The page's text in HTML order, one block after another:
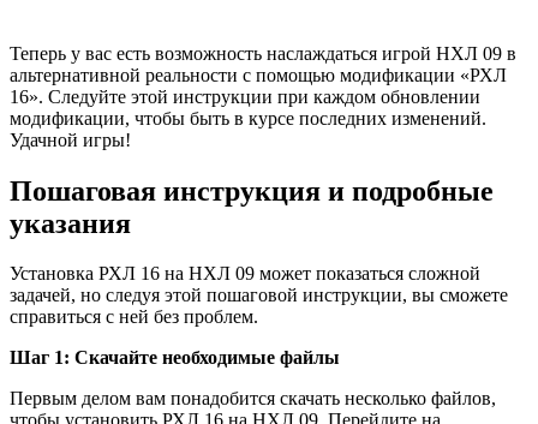
Теперь у вас есть возможность наслаждаться игрой НХЛ 09 в
альтернативной реальности с помощью модификации «РХЛ
16». Следуйте этой инструкции при каждом обновлении
модификации, чтобы быть в курсе последних изменений.
Удачной игры!
Пошаговая инструкция и подробные
указания
Установка РХЛ 16 на НХЛ 09 может показаться сложной
задачей, но следуя этой пошаговой инструкции, вы сможете
справиться с ней без проблем.
Шаг 1: Скачайте необходимые файлы
Первым делом вам понадобится скачать несколько файлов,